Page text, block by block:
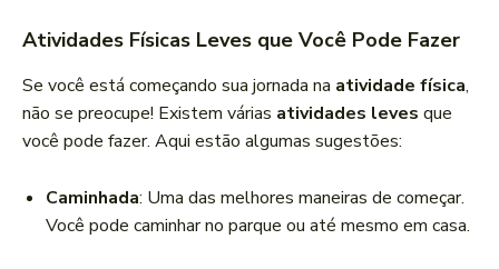
Atividades Físicas Leves que Você Pode Fazer
Se você está começando sua jornada na atividade física,
não se preocupe! Existem várias atividades leves que
você pode fazer. Aqui estão algumas sugestões:
Caminhada: Uma das melhores maneiras de começar.
Você pode caminhar no parque ou até mesmo em casa.